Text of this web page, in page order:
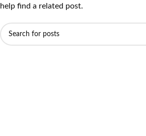
help find a related post.